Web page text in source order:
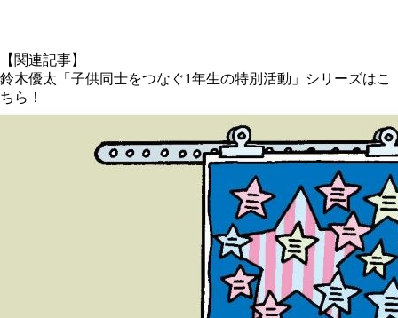
【関連記事】
鈴木優太「子供同士をつなぐ1年生の特別活動」シリーズはこ
ちら！